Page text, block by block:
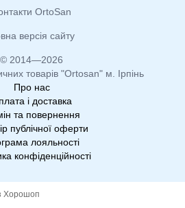
OrtoSan
версія сайту
© 2014—2026
товарів "Ortosan" м. Ірпінь
Про нас
і доставка
та повернення
публічної оферти
лояльності
конфіденційності
Хорошоп